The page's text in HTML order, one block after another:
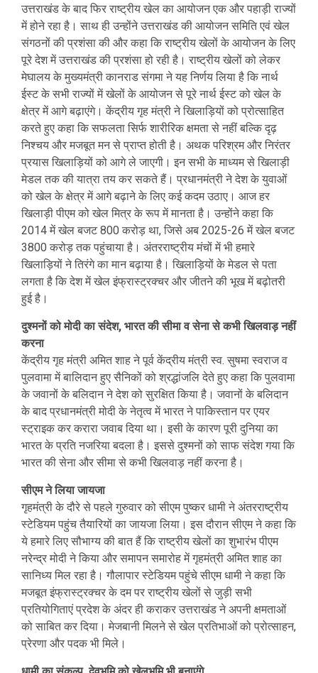
उत्तराखंड के बाद फिर राष्ट्रीय खेल का आयोजन एक और पहाड़ी राज्यों
में होने रहा है। साथ ही उन्होंने उत्तराखंड की आयोजन समिति एवं खेल
संगठनों की प्रशंसा की और कहा कि राष्ट्रीय खेलों के आयोजन के लिए
पूरे देश में उत्तराखंड की प्रशंसा हो रही है। राष्ट्रीय खेलों को लेकर
मेघालय के मुख्यमंत्री कानराड संगमा ने यह निर्णय लिया है कि नार्थ
ईस्ट के सभी राज्यों में खेलों के आयोजन से पूरे नार्थ ईस्ट को खेल के
क्षेत्र में आगे बढ़ाएंगे। केंद्रीय गृह मंत्री ने खिलाड़ियों को प्रोत्साहित
करते हुए कहा कि सफलता सिर्फ शारीरिक क्षमता से नहीं बल्कि दृढ़
निश्चय और मजबूत मन से प्राप्त होती है। अथक परिश्रम और निरंतर
प्रयास खिलाड़ियों को आगे ले जाएगी। इन सभी के माध्यम से खिलाड़ी
मेडल तक की यात्रा तय कर सकते हैं। प्रधानमंत्री ने देश के युवाओं
को खेल के क्षेत्र में आगे बढ़ाने के लिए कई कदम उठाए। आज हर
खिलाड़ी पीएम को खेल मित्र के रूप में मानता है। उन्होंने कहा कि
2014 में खेल बजट 800 करोड़ था, जिसे अब 2025-26 में खेल बजट
3800 करोड़ तक पहुंचाया है। अंतरराष्ट्रीय मंचों में भी हमारे
खिलाड़ियों ने तिरंगे का मान बढ़ाया है। खिलाड़ियों के मेडल से पता
लगता है कि देश में खेल इंफ्रास्ट्रक्चर और जीतने की भूख में बढ़ोतरी
हुई है।
दुश्मनों को मोदी का संदेश, भारत की सीमा व सेना से कभी खिलवाड़ नहीं
करना
केंद्रीय गृह मंत्री अमित शाह ने पूर्व केंद्रीय मंत्री स्व. सुषमा स्वराज व
पुलवामा में बालिदान हुए सैनिकों को श्रद्धांजलि देते हुए कहा कि पुलवामा
के जवानों के बलिदान ने देश को सुरक्षित किया है। जवानों के बलिदान
के बाद प्रधानमंत्री मोदी के नेतृत्व में भारत ने पाकिस्तान पर एयर
स्ट्राइक कर करारा जवाब दिया था। इसी के कारण पूरी दुनिया का
भारत के प्रति नजरिया बदला है। इससे दुश्मनों को साफ संदेश गया कि
भारत की सेना और सीमा से कभी खिलवाड़ नहीं करना है।
सीएम ने लिया जायजा
गृहमंत्री के दौरे से पहले गुरुवार को सीएम पुष्कर धामी ने अंतरराष्ट्रीय
स्टेडियम पहुंच तैयारियों का जायजा लिया। इस दौरान सीएम ने कहा कि
ये हमारे लिए सौभाग्य की बात हैं कि राष्ट्रीय खेलों का शुभारंभ पीएम
नरेन्द्र मोदी ने किया और समापन समारोह में गृहमंत्री अमित शाह का
सानिध्य मिल रहा है। गौलापार स्टेडियम पहुंचे सीएम धामी ने कहा कि
मजबूत इंफ्रास्ट्रक्चर के दम पर राष्ट्रीय खेलों से जुड़ी सभी
प्रतियोगिताएं प्रदेश के अंदर ही कराकर उत्तराखंड ने अपनी क्षमताओं
को साबित कर दिया। मेजबानी मिलने से खेल प्रतिभाओं को प्रोत्साहन,
प्रेरणा और पदक भी मिले।